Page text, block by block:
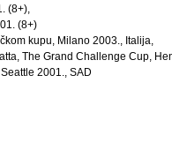
(8+),
(8+)
kupu, Milano 2003., Italija,
The Grand Challenge Cup,
2001., SAD